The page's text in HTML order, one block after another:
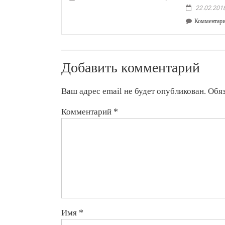
Добавить комментарий
Ваш адрес email не будет опубликован.
Комментарий *
Имя *